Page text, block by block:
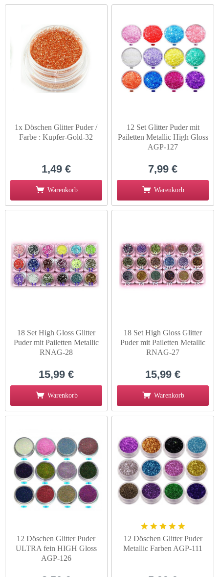
1x Döschen Glitter Puder /
Farbe : Kupfer-Gold-32
1,49 €
Warenkorb
12 Set Glitter Puder mit
Pailetten Metallic High Gloss
AGP-127
7,99 €
Warenkorb
18 Set High Gloss Glitter
Puder mit Pailetten Metallic
RNAG-28
15,99 €
Warenkorb
18 Set High Gloss Glitter
Puder mit Pailetten Metallic
RNAG-27
15,99 €
Warenkorb
12 Döschen Glitter Puder
ULTRA fein HIGH Gloss
AGP-126
12 Döschen Glitter Puder
Metallic Farben AGP-111